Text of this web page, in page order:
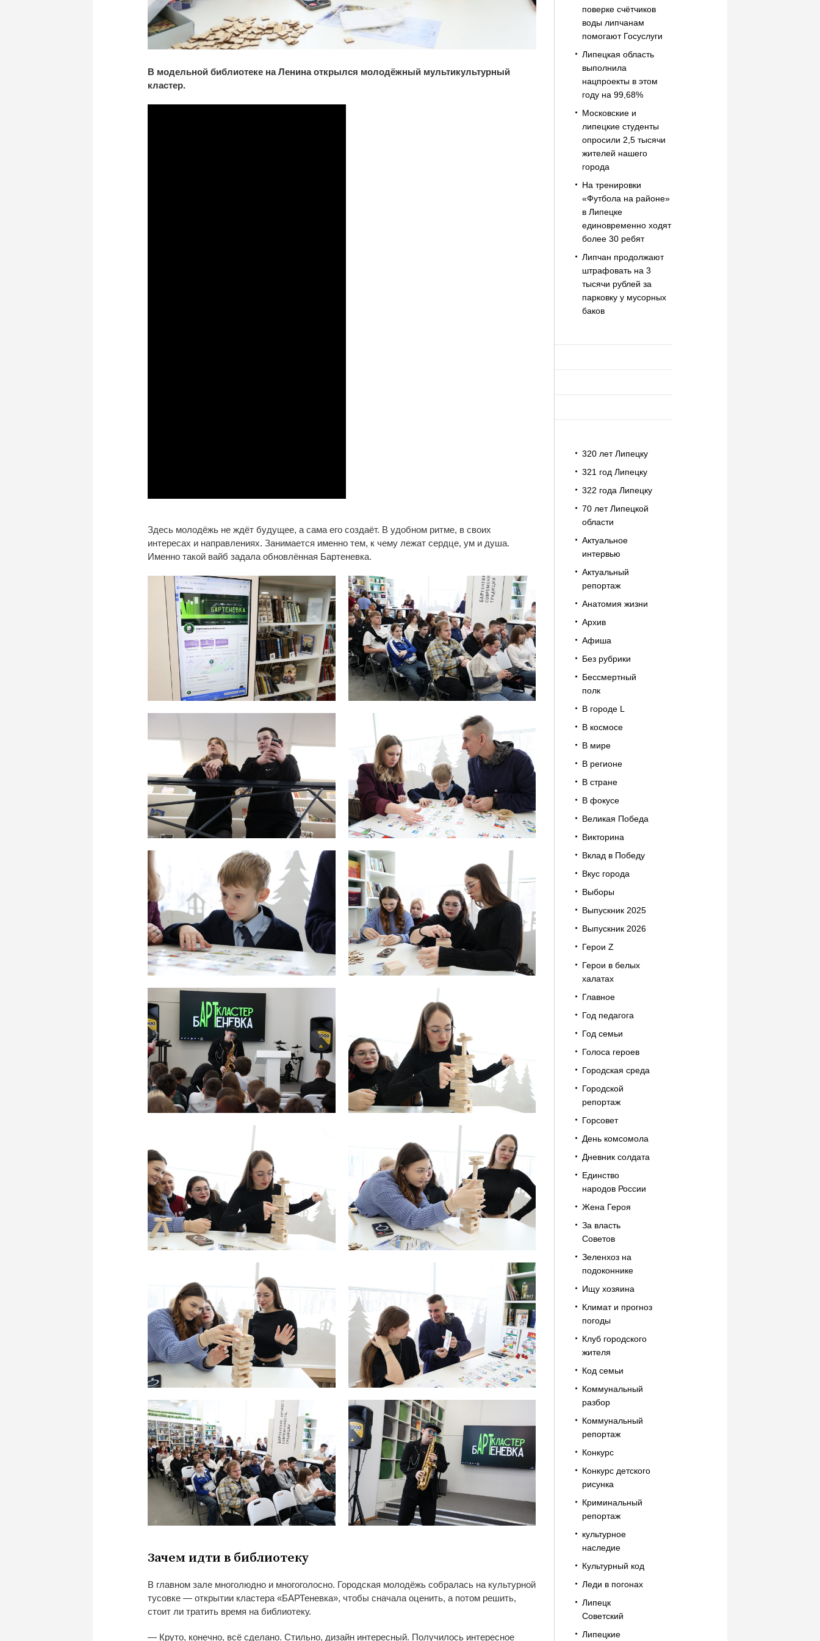
В модельной библиотеке на Ленина открылся молодёжный мультикультурный
кластер.
Здесь молодёжь не ждёт будущее, а сама его создаёт. В удобном ритме, в своих
интересах и направлениях. Занимается именно тем, к чему лежат сердце, ум и душа.
Именно такой вайб задала обновлённая Бартеневка.
Зачем идти в библиотеку
В главном зале многолюдно и многоголосно. Городская молодёжь собралась на культурной
тусовке — открытии кластера «БАРТеневка», чтобы сначала оценить, а потом решить,
стоит ли тратить время на библиотеку.
— Круто, конечно, всё сделано. Стильно, дизайн интересный. Получилось интересное
поверке счётчиков
воды липчанам
помогают Госуслуги
Липецкая область
выполнила
нацпроекты в этом
году на 99,68%
Московские и
липецкие студенты
опросили 2,5 тысячи
жителей нашего
города
На тренировки
«Футбола на районе»
в Липецке
единовременно ходят
более 30 ребят
Липчан продолжают
штрафовать на 3
тысячи рублей за
парковку у мусорных
баков
320 лет Липецку
321 год Липецку
322 года Липецку
70 лет Липецкой
области
Актуальное
интервью
Актуальный
репортаж
Анатомия жизни
Архив
Афиша
Без рубрики
Бессмертный
полк
В городе L
В космосе
В мире
В регионе
В стране
В фокусе
Великая Победа
Викторина
Вклад в Победу
Вкус города
Выборы
Выпускник 2025
Выпускник 2026
Герои Z
Герои в белых
халатах
Главное
Год педагога
Год семьи
Голоса героев
Городская среда
Городской
репортаж
Горсовет
День комсомола
Дневник солдата
Единство
народов России
Жена Героя
За власть
Советов
Зеленхоз на
подоконнике
Ищу хозяина
Климат и прогноз
погоды
Клуб городского
жителя
Код семьи
Коммунальный
разбор
Коммунальный
репортаж
Конкурс
Конкурс детского
рисунка
Криминальный
репортаж
культурное
наследие
Культурный код
Леди в погонах
Липецк
Советский
Липецкие